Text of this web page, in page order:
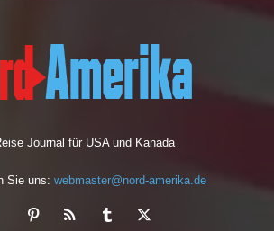
Journal für USA und Kanada
Sie uns: webmaster@nord-amerika.de